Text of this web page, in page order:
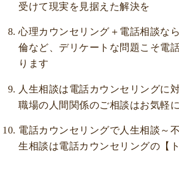
受けて現実を見据えた解決を
心理カウンセリング＋電話相談な
倫など、デリケートな問題こそ電
ります
人生相談は電話カウンセリングに
職場の人間関係のご相談はお気軽
電話カウンセリングで人生相談～
生相談は電話カウンセリングの【